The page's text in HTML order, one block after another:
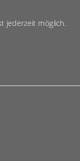
jederzeit möglich.